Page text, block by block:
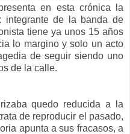
en esta crónica la
integrante de la banda de
tiene ya unos 15 años
lo margino y solo un acto
de seguir siendo uno
de la calle.
quedo reducida a la
de reproducir el pasado,
apunta a sus fracasos, a